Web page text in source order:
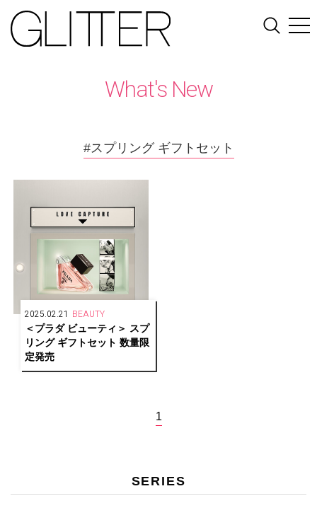
What's New
#スプリング ギフトセット
2025.02.21 BEAUTY
＜プラダ ビューティ＞ スプ
リング ギフトセット 数量限
定発売
1
SERIES